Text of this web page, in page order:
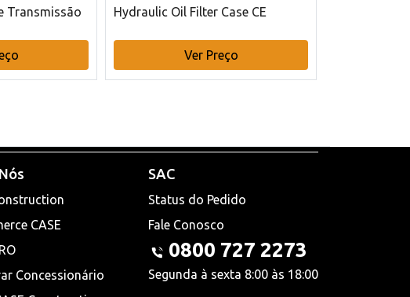
Transmissão
Hydraulic Oil Filter Case CE
Ver Preço
CASE
Concessionário
SAC
Status do Pedido
Fale Conosco
0800 727 2273
Segunda à sexta 8:00 às 18:00